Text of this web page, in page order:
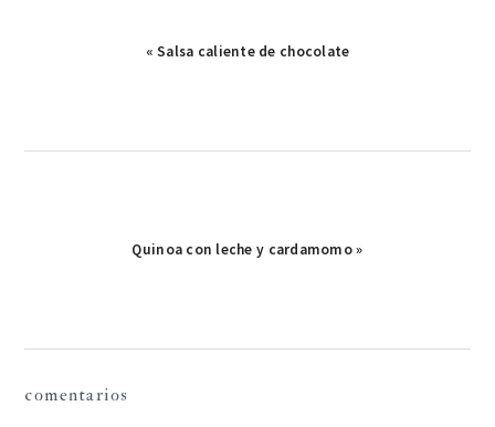
Publicación
« Salsa caliente de chocolate
Publicación
Quinoa con leche y cardamomo »
interacciones
comentarios